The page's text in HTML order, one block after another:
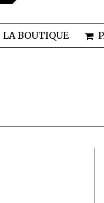
LA BOUTIQUE